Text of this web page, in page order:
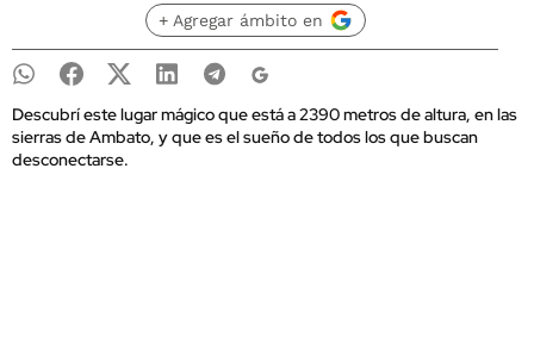
+ Agregar ámbito en
Descubrí este lugar mágico que está a 2390 metros de altura, en las
sierras de Ambato, y que es el sueño de todos los que buscan
desconectarse.